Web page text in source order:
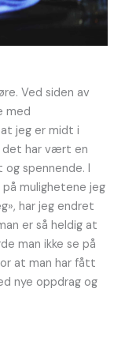
Ved siden av
med
jeg er midt i
det har vært en
spennende. I
mulighetene jeg
har jeg endret
er så heldig at
man ikke se på
at man har fått
nye oppdrag og